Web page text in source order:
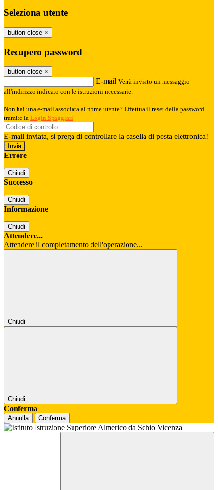
Seleziona utente
button close ×
Recupero password
button close ×
E-mail Verrà inviato un messaggio
all'indirizzo indicato con le istruzioni necessarie.
Non hai una e-mail associata al nome utente? Effettua il reset della password
tramite la Login Spaggiari
E-mail inviata, si prega di controllare la casella di posta elettronica!
Errore
Chiudi
Successo
Chiudi
Informazione
Chiudi
Attendere...
Attendere il completamento dell'operazione...
Chiudi
Chiudi
Conferma
Annulla Conferma